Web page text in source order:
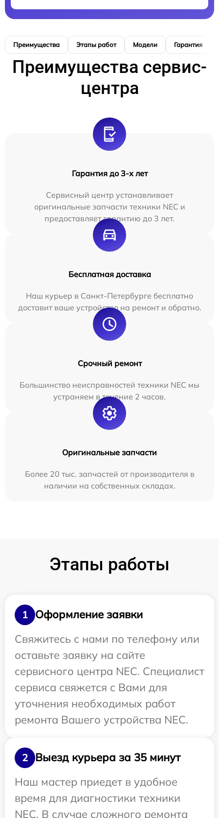
Преимущества Этапы работ Модели Гарантия
Преимущества сервис-
центра
Гарантия до 3-х лет
Сервисный центр устанавливает
оригинальные запчасти техники NEC и
предоставляет гарантию до 3 лет.
Бесплатная доставка
Наш курьер в Санкт-Петербурге бесплатно
доставит ваше устройство на ремонт и обратно.
Срочный ремонт
Большинство неисправностей техники NEC мы
устраняем в течение 2 часов.
Оригинальные запчасти
Более 20 тыс. запчастей от производителя в
наличии на собственных складах.
Этапы работы
1
Оформление заявки
Свяжитесь с нами по телефону или
оставьте заявку на сайте
сервисного центра NEC. Специалист
сервиса свяжется с Вами для
уточнения необходимых работ
ремонта Вашего устройства NEC.
2
Выезд курьера за 35 минут
Наш мастер приедет в удобное
время для диагностики техники
NEC. В случае сложного ремонта